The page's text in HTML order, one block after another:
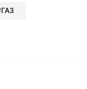
ГАЗ
news
в Viber
в LinkedIn